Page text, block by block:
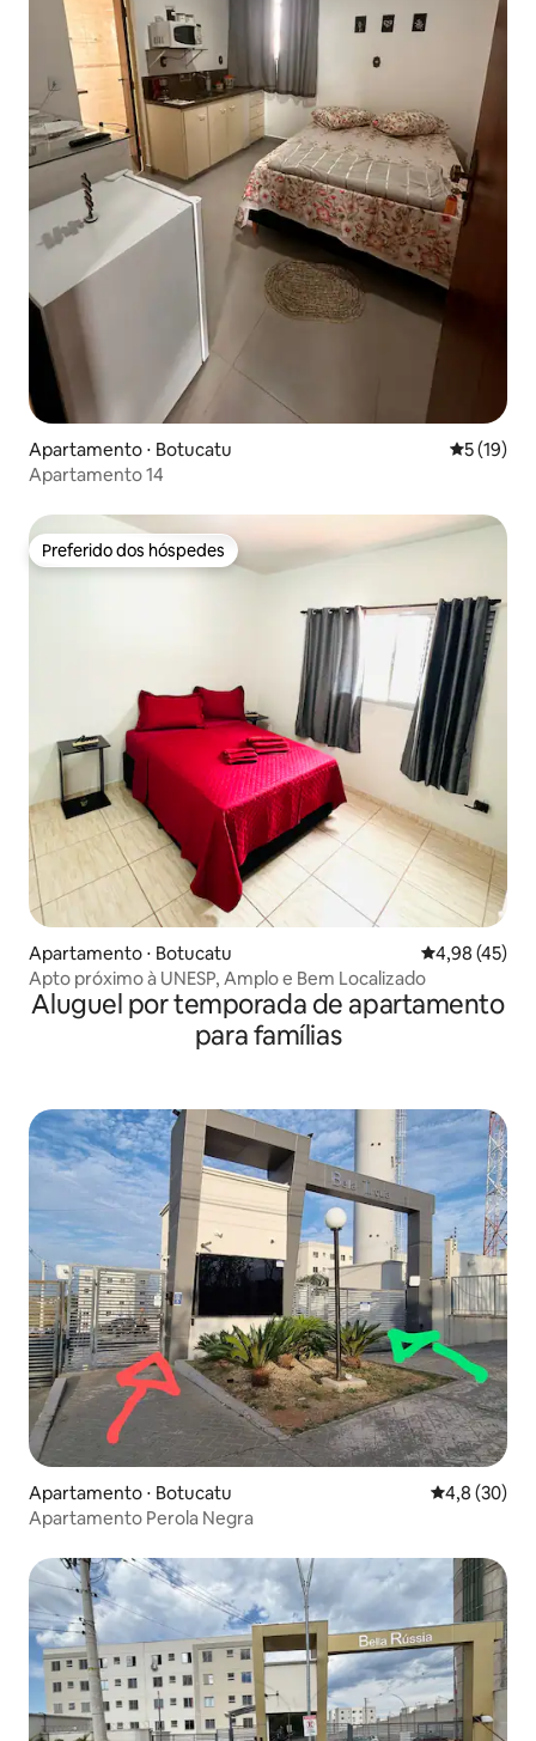
Apartamento ⋅ Botucatu 5 de uma
5 (19)
Apartamento 14
Preferido dos hóspedes
Preferido dos hóspedes
Apartamento ⋅ Botucatu 4,98 de uma
4,98 (45)
Apto próximo à UNESP, Amplo e Bem Localizado
Aluguel por temporada de apartamento
para famílias
Apartamento ⋅ Botucatu 4,8 de uma
4,8 (30)
Apartamento Perola Negra